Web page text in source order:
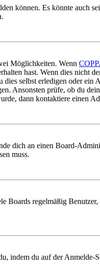
können. Es könnte auch
Möglichkeiten. Wenn
hast. Wenn dies nicht
selbst erledigen oder ein
Ansonsten prüfe, ob du
dann kontaktiere einen
dich an einen Board-
muss.
Boards regelmäßig
indem du auf der Anmelde-